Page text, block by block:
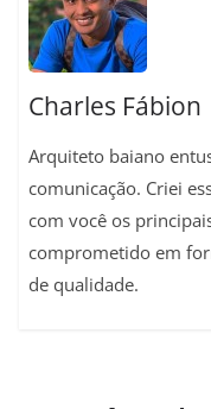
Charles Fábion
Arquiteto baiano
comunicação. Criei
com você os
comprometido em
de qualidade.